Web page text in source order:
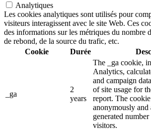
Analytiques
Les cookies analytiques sont utilisés pour
visiteurs interagissent avec le site Web. Ces
des informations sur les métriques du nombre
de rebond, de la source du trafic, etc.
Cookie
Durée
_ga
2
years
The _ga cookie,
Analytics,
and campaign
of site usage for
report. The
anonymously and
generated
visitors.